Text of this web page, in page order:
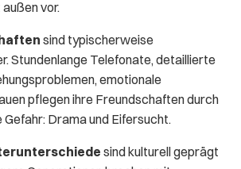
vor.
sind typischerweise
Stundenlange Telefonate, detaillierte
emotionale
pflegen ihre Freundschaften durch
Gefahr: Drama und Eifersucht.
sind kulturell geprägt